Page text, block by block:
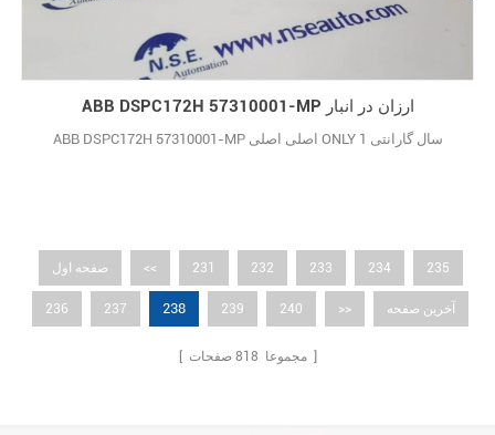
ABB DSPC172H 57310001-MP ارزان در انبار
ABB DSPC172H 57310001-MP اصلی اصلی ONLY 1 سال گارانتی
صفحه اول << 231 232 233 234 235
236 237 238 239 240 >> آخرین صفحه
[ مجموعا 818 صفحات ]